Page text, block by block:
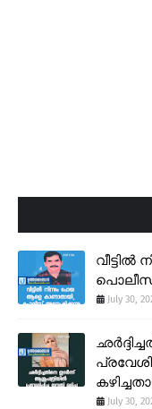
July 30,
July 30,